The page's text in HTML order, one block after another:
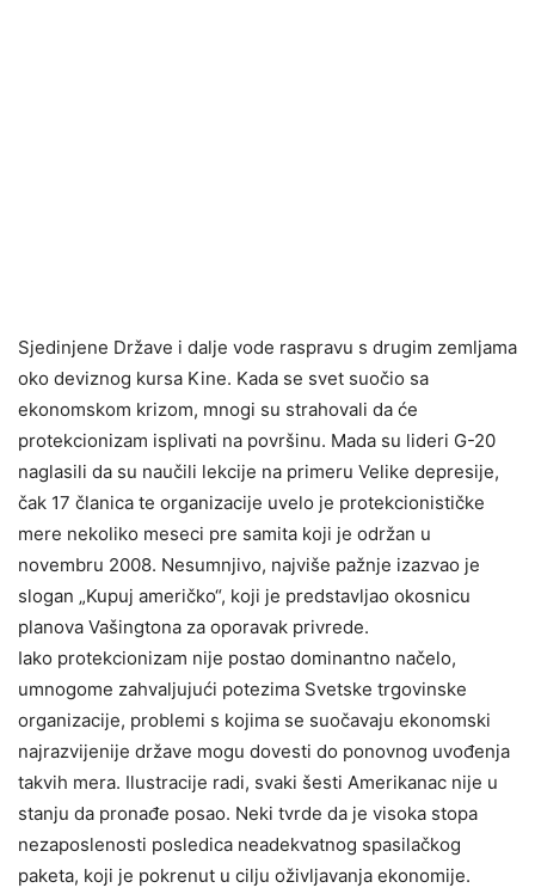
Sjedinjene Države i dalje vode raspravu s drugim zemljama
oko deviznog kursa Kine. Kada se svet suočio sa
ekonomskom krizom, mnogi su strahovali da će
protekcionizam isplivati na površinu. Mada su lideri G-20
naglasili da su naučili lekcije na primeru Velike depresije,
čak 17 članica te organizacije uvelo je protekcionističke
mere nekoliko meseci pre samita koji je održan u
novembru 2008. Nesumnjivo, najviše pažnje izazvao je
slogan „Kupuj američko“, koji je predstavljao okosnicu
planova Vašingtona za oporavak privrede.
Iako protekcionizam nije postao dominantno načelo,
umnogome zahvaljujući potezima Svetske trgovinske
organizacije, problemi s kojima se suočavaju ekonomski
najrazvijenije države mogu dovesti do ponovnog uvođenja
takvih mera. Ilustracije radi, svaki šesti Amerikanac nije u
stanju da pronađe posao. Neki tvrde da je visoka stopa
nezaposlenosti posledica neadekvatnog spasilačkog
paketa, koji je pokrenut u cilju oživljavanja ekonomije.